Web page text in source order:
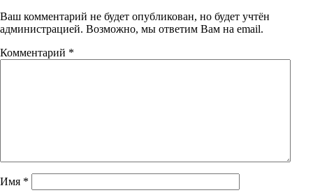
Ваш комментарий не будет опубликован, но будет учтён
администрацией. Возможно, мы ответим Вам на email.
Комментарий *
Имя *